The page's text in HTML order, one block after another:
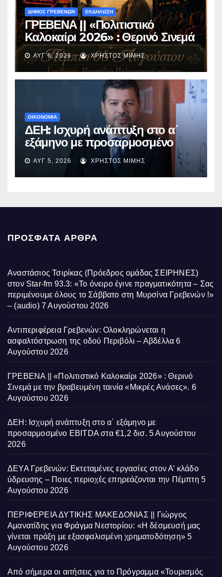
ΔΗΜΟΣ ΓΡΕΒΕΝΩΝ ΕΚΔΗΛΩΣΗ
ΓΡΕΒΕΝΑ || «Πολιτιστικό
Καλοκαίρι 2026» : Θερινό Σινεμά
με την βραβευμένη ταινία
«Μικρές Ανάσες».
ΑΥΓ 6, 2026 ΧΡΉΣΤΟΣ ΜΊΜΗΣ
ΟΙΚΟΝΟΜΙΑ
ΔΕΗ: Ισχυρή ανάπτυξη στο α΄
εξάμηνο με προσαρμοσμένο
EBITDA στα €1,2 δισ.
ΑΥΓ 5, 2026 ΧΡΉΣΤΟΣ ΜΊΜΗΣ
ΠΡΌΣΦΑΤΑ ΆΡΘΡΑ
Αναστάσιος Τσιρίκας (Πρόεδρος ομάδας ΣΕΙΡΗΝΕΣ)
στον Star-fm 93.3: «Το όνειρο έγινε πραγματικότητα – Σας
περιμένουμε όλους το Σάββατο στη Μυρσίνα Γρεβενών !»
– (audio) 7 Αυγούστου 2026
Αντιπεριφέρεια Γρεβενών: Ολοκληρώνεται η
ασφαλτόστρωση της οδού Περιβόλι – Αβδέλλα 6
Αυγούστου 2026
ΓΡΕΒΕΝΑ || «Πολιτιστικό Καλοκαίρι 2026» : Θερινό
Σινεμά με την βραβευμένη ταινία «Μικρές Ανάσες». 6
Αυγούστου 2026
ΔΕΗ: Ισχυρή ανάπτυξη στο α΄ εξάμηνο με
προσαρμοσμένο EBITDA στα €1,2 δισ. 5 Αυγούστου
2026
ΔΕΥΑ Γρεβενών: Εκτεταμένες εργασίες στον Α’ κλάδο
ύδρευσης – Ποιες περιοχές επηρεάζονται την Πέμπτη 5
Αυγούστου 2026
ΠΕΡΙΦΕΡΕΙΑ ΔΥΤΙΚΗΣ ΜΑΚΕΔΟΝΙΑΣ || Γιώργος
Αμανατίδης για Φράγμα Νεστορίου: «Η δέσμευσή μας
γίνεται πράξη με εξασφαλισμένη χρηματοδότηση» 5
Αυγούστου 2026
Από σήμερα οι αιτήσεις για το Πρόγραμμα «Τουρισμός